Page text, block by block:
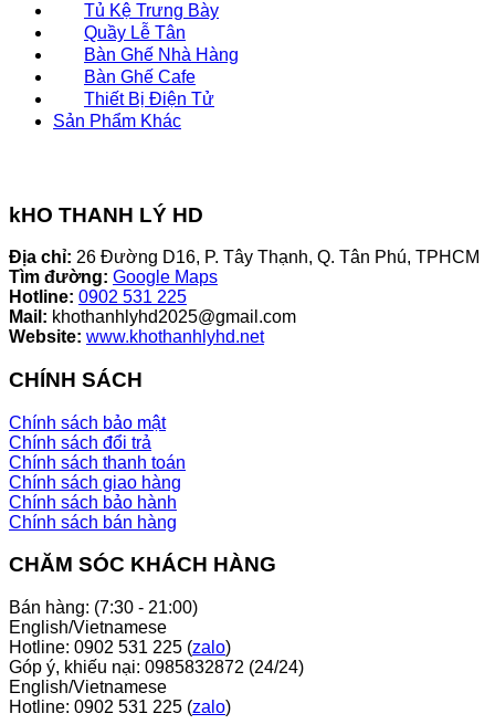
Tủ Kệ Trưng Bày
Quầy Lễ Tân
Bàn Ghế Nhà Hàng
Bàn Ghế Cafe
Thiết Bị Điện Tử
Sản Phẩm Khác
kHO THANH LÝ HD
Địa chỉ: 26 Đường D16, P. Tây Thạnh, Q. Tân Phú, TPHCM
Tìm đường: Google Maps
Hotline: 0902 531 225
Mail: khothanhlyhd2025@gmail.com
Website: www.khothanhlyhd.net
CHÍNH SÁCH
Chính sách bảo mật
Chính sách đổi trả
Chính sách thanh toán
Chính sách giao hàng
Chính sách bảo hành
Chính sách bán hàng
CHĂM SÓC KHÁCH HÀNG
Bán hàng: (7:30 - 21:00)
English/Vietnamese
Hotline: 0902 531 225 (zalo)
Góp ý, khiếu nại: 0985832872 (24/24)
English/Vietnamese
Hotline: 0902 531 225 (zalo)